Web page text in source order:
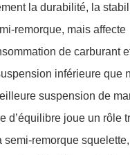
la durabilité, la
remorque, mais affecte
de carburant
inférieure que
suspension de
d’équilibre joue un rôle
semi-remorque